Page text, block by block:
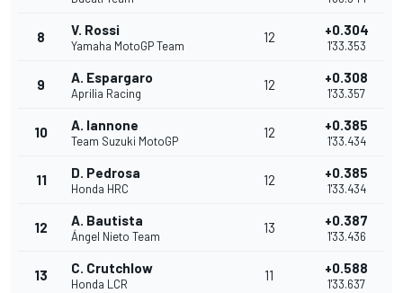
8 V. Rossi
Yamaha MotoGP Team
12 +0.304
1'33.353
9 A. Espargaro
Aprilia Racing
12 +0.308
1'33.357
10 A. Iannone
Team Suzuki MotoGP
12 +0.385
1'33.434
11 D. Pedrosa
Honda HRC
12 +0.385
1'33.434
12 A. Bautista
Ángel Nieto Team
13 +0.387
1'33.436
13 C. Crutchlow
Honda LCR
11 +0.588
1'33.637